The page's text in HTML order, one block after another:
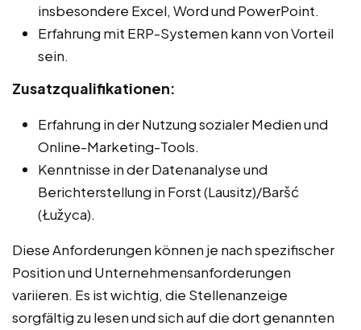
insbesondere Excel, Word und PowerPoint.
Erfahrung mit ERP-Systemen kann von Vorteil
sein.
Zusatzqualifikationen:
Erfahrung in der Nutzung sozialer Medien und
Online-Marketing-Tools.
Kenntnisse in der Datenanalyse und
Berichterstellung in Forst (Lausitz)/Baršć
(Łužyca).
Diese Anforderungen können je nach spezifischer
Position und Unternehmensanforderungen
variieren. Es ist wichtig, die Stellenanzeige
sorgfältig zu lesen und sich auf die dort genannten